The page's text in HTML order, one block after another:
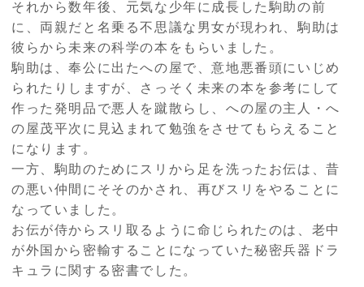
それから数年後、元気な少年に成長した駒助の前
に、両親だと名乗る不思議な男女が現われ、駒助は
彼らから未来の科学の本をもらいました。
駒助は、奉公に出たへの屋で、意地悪番頭にいじめ
られたりしますが、さっそく未来の本を参考にして
作った発明品で悪人を蹴散らし、への屋の主人・へ
の屋茂平次に見込まれて勉強をさせてもらえること
になります。
一方、駒助のためにスリから足を洗ったお伝は、昔
の悪い仲間にそそのかされ、再びスリをやることに
なっていました。
お伝が侍からスリ取るように命じられたのは、老中
が外国から密輸することになっていた秘密兵器ドラ
キュラに関する密書でした。